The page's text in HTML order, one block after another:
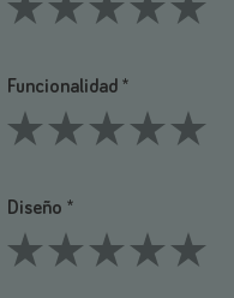
Funcionalidad *
Diseño *